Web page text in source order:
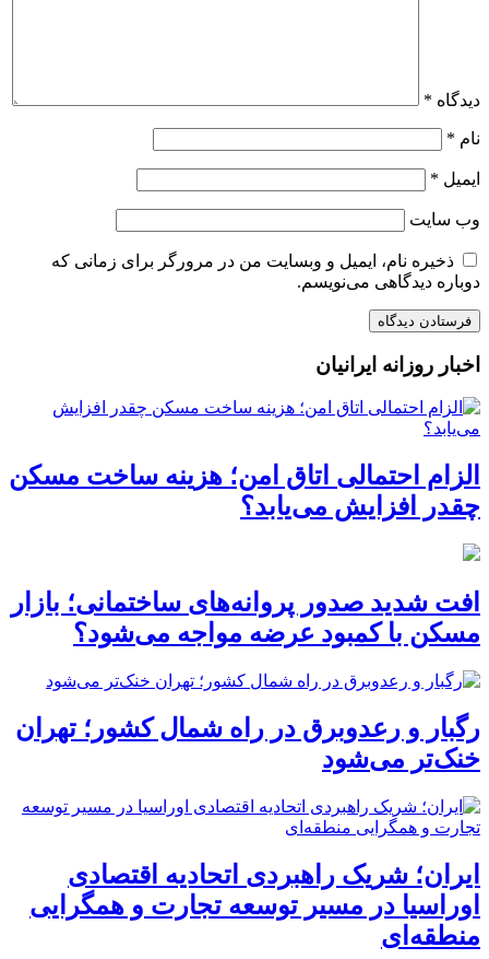
دیدگاه *
نام *
ایمیل *
وب‌ سایت
ذخیره نام، ایمیل و وبسایت من در مرورگر برای زمانی که
دوباره دیدگاهی می‌نویسم.
اخبار روزانه ایرانیان
الزام احتمالی اتاق امن؛ هزینه ساخت مسکن
چقدر افزایش می‌یابد؟
افت شدید صدور پروانه‌های ساختمانی؛ بازار
مسکن با کمبود عرضه مواجه می‌شود؟
رگبار و رعدوبرق در راه شمال کشور؛ تهران
خنک‌تر می‌شود
ایران؛ شریک راهبردی اتحادیه اقتصادی
اوراسیا در مسیر توسعه تجارت و همگرایی
منطقه‌ای